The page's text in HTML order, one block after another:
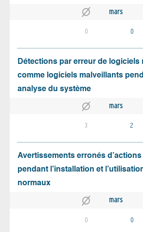
mars
0 0
Détections par erreur de logiciels
comme logiciels malveillants
analyse du système
mars
3 2
Avertissements erronés
pendant l’installation et
normaux
mars
0 0